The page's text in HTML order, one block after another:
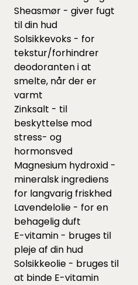
Sheasmør - giver fugt
til din hud
Solsikkevoks - for
tekstur/forhindrer
deodoranten i at
smelte, når der er
varmt
Zinksalt - til
beskyttelse mod
stress- og
hormonsved
Magnesium hydroxid -
mineralsk ingrediens
for langvarig friskhed
Lavendelolie - for en
behagelig duft
E-vitamin - bruges til
pleje af din hud
Solsikkeolie - bruges til
at binde E-vitamin